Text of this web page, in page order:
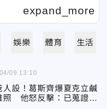
娛樂 體育 生活
人設！葛斯齊爆夏克立鹹
照 他怒反擊：已蒐證交
09 13:10